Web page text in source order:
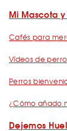
Mi Mascota
Cafés para
Vídeos de
Perros
¿Cómo añado
Dejemos